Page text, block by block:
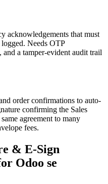
acknowledgements that must
Needs OTP
a tamper-evident audit trail
order confirmations to auto-
confirming the Sales
agreement to many
fees.
& E-Sign
Odoo se